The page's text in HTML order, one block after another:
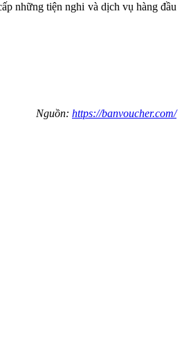
những tiện nghi và dịch vụ hàng đầu
Nguồn: https://banvoucher.com/